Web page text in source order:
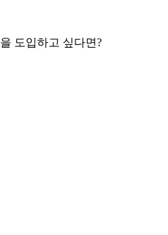
을 도입하고 싶다면?